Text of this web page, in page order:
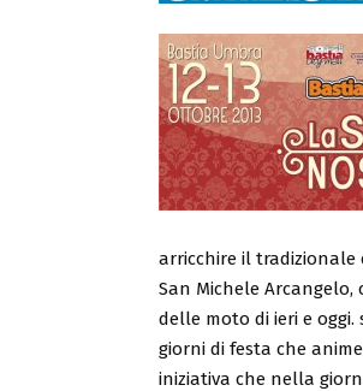
arricchire il tradizionale
San Michele
delle moto di ieri e
giorni di festa che
iniziativa che nella